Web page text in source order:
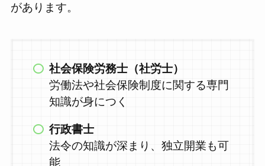
があります。
社会保険労務士（社労士）
労働法や社会保険制度に関する専門
知識が身につく
行政書士
法令の知識が深まり、独立開業も可
能